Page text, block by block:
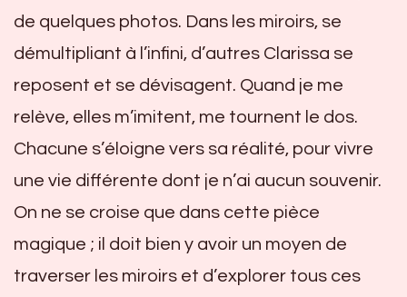
de quelques photos. Dans les miroirs, se
démultipliant à l’infini, d’autres Clarissa se
reposent et se dévisagent. Quand je me
relève, elles m’imitent, me tournent le dos.
Chacune s’éloigne vers sa réalité, pour vivre
une vie différente dont je n’ai aucun souvenir.
On ne se croise que dans cette pièce
magique ; il doit bien y avoir un moyen de
traverser les miroirs et d’explorer tous ces